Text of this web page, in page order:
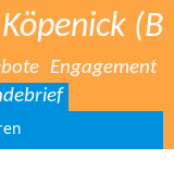
Engagement